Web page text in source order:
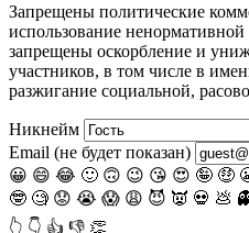
Запрещены политические
использование
запрещены оскорбление и
участников, в том числе в
разжигание социальной,
Никнейм
Email (не будет показан)
😀 😄 😂 🙂 🙃 😉 😘 😍 🤪 🤑
🤓 🧐 😟 😭 😱 😩 😈 👿 💀 💩
👆 👇 👍 👎 👏